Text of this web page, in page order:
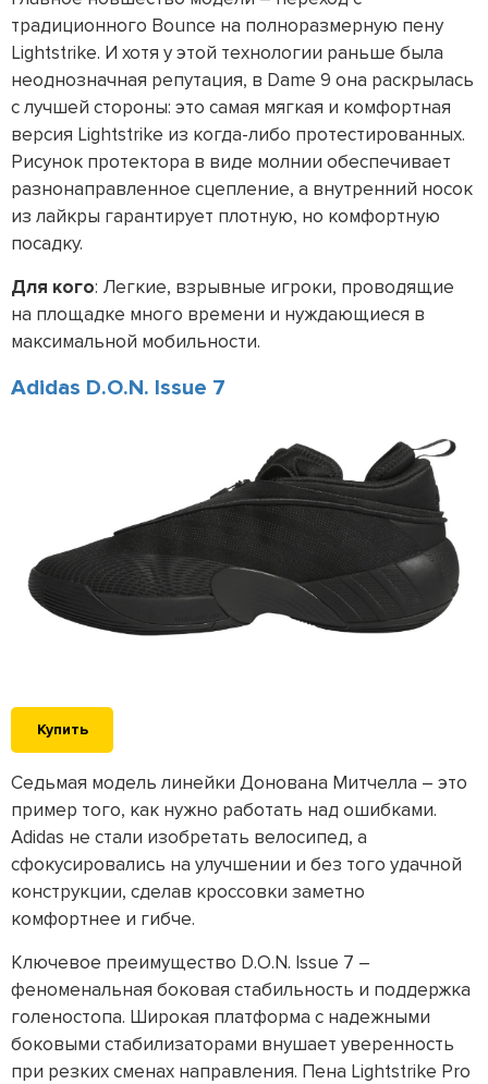
традиционного Bounce на полноразмерную пену
Lightstrike. И хотя у этой технологии раньше была
неоднозначная репутация, в Dame 9 она раскрылась
с лучшей стороны: это самая мягкая и комфортная
версия Lightstrike из когда-либо протестированных.
Рисунок протектора в виде молнии обеспечивает
разнонаправленное сцепление, а внутренний носок
из лайкры гарантирует плотную, но комфортную
посадку.
Для кого: Легкие, взрывные игроки, проводящие
на площадке много времени и нуждающиеся в
максимальной мобильности.
Adidas D.O.N. Issue 7
Купить
Седьмая модель линейки Донована Митчелла – это
пример того, как нужно работать над ошибками.
Adidas не стали изобретать велосипед, а
сфокусировались на улучшении и без того удачной
конструкции, сделав кроссовки заметно
комфортнее и гибче.
Ключевое преимущество D.O.N. Issue 7 –
феноменальная боковая стабильность и поддержка
голеностопа. Широкая платформа с надежными
боковыми стабилизаторами внушает уверенность
при резких сменах направления. Пена Lightstrike Pro